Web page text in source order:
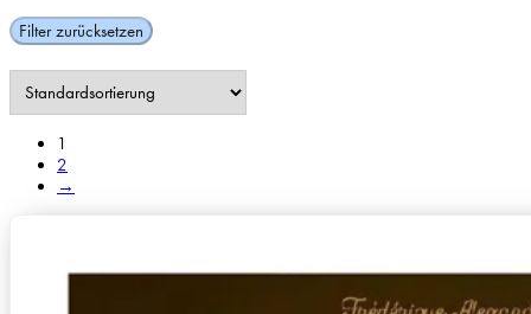
Filter zurücksetzen
1
2
→